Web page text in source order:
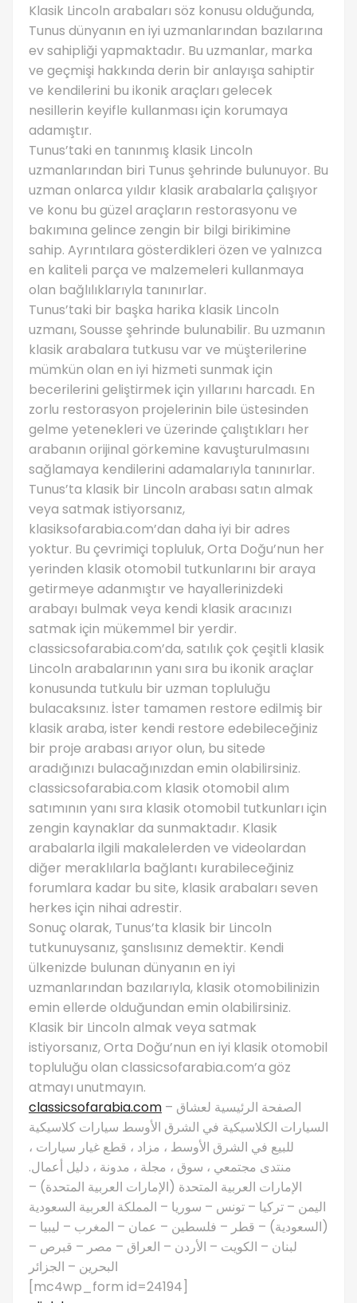
Klasik Lincoln arabaları söz konusu olduğunda,
Tunus dünyanın en iyi uzmanlarından bazılarına
ev sahipliği yapmaktadır. Bu uzmanlar, marka
ve geçmişi hakkında derin bir anlayışa sahiptir
ve kendilerini bu ikonik araçları gelecek
nesillerin keyifle kullanması için korumaya
adamıştır.
Tunus’taki en tanınmış klasik Lincoln
uzmanlarından biri Tunus şehrinde bulunuyor. Bu
uzman onlarca yıldır klasik arabalarla çalışıyor
ve konu bu güzel araçların restorasyonu ve
bakımına gelince zengin bir bilgi birikimine
sahip. Ayrıntılara gösterdikleri özen ve yalnızca
en kaliteli parça ve malzemeleri kullanmaya
olan bağlılıklarıyla tanınırlar.
Tunus’taki bir başka harika klasik Lincoln
uzmanı, Sousse şehrinde bulunabilir. Bu uzmanın
klasik arabalara tutkusu var ve müşterilerine
mümkün olan en iyi hizmeti sunmak için
becerilerini geliştirmek için yıllarını harcadı. En
zorlu restorasyon projelerinin bile üstesinden
gelme yetenekleri ve üzerinde çalıştıkları her
arabanın orijinal görkemine kavuşturulmasını
sağlamaya kendilerini adamalarıyla tanınırlar.
Tunus’ta klasik bir Lincoln arabası satın almak
veya satmak istiyorsanız,
klasiksofarabia.com’dan daha iyi bir adres
yoktur. Bu çevrimiçi topluluk, Orta Doğu’nun her
yerinden klasik otomobil tutkunlarını bir araya
getirmeye adanmıştır ve hayallerinizdeki
arabayı bulmak veya kendi klasik aracınızı
satmak için mükemmel bir yerdir.
classicsofarabia.com’da, satılık çok çeşitli klasik
Lincoln arabalarının yanı sıra bu ikonik araçlar
konusunda tutkulu bir uzman topluluğu
bulacaksınız. İster tamamen restore edilmiş bir
klasik araba, ister kendi restore edebileceğiniz
bir proje arabası arıyor olun, bu sitede
aradığınızı bulacağınızdan emin olabilirsiniz.
classicsofarabia.com klasik otomobil alım
satımının yanı sıra klasik otomobil tutkunları için
zengin kaynaklar da sunmaktadır. Klasik
arabalarla ilgili makalelerden ve videolardan
diğer meraklılarla bağlantı kurabileceğiniz
forumlara kadar bu site, klasik arabaları seven
herkes için nihai adrestir.
Sonuç olarak, Tunus’ta klasik bir Lincoln
tutkunuysanız, şanslısınız demektir. Kendi
ülkenizde bulunan dünyanın en iyi
uzmanlarından bazılarıyla, klasik otomobilinizin
emin ellerde olduğundan emin olabilirsiniz.
Klasik bir Lincoln almak veya satmak
istiyorsanız, Orta Doğu’nun en iyi klasik otomobil
topluluğu olan classicsofarabia.com’a göz
atmayı unutmayın.
classicsofarabia.com – الصفحة الرئيسية لعشاق
السيارات الكلاسيكية في الشرق الأوسط سيارات كلاسيكية
للبيع في الشرق الأوسط ، مزاد ، قطع غيار سيارات ،
منتدى مجتمعي ، سوق ، مجلة ، مدونة ، دليل أعمال.
الإمارات العربية المتحدة (الإمارات العربية المتحدة) –
اليمن – تركيا – تونس – سوريا – المملكة العربية السعودية
(السعودية) – قطر – فلسطين – عمان – المغرب – ليبيا –
لبنان – الكويت – الأردن – العراق – مصر – قبرص –
البحرين – الجزائر
[mc4wp_form id=24194]